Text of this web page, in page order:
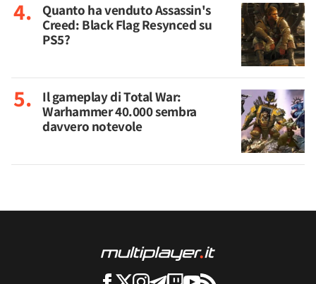
Quanto ha venduto Assassin's
Creed: Black Flag Resynced su
PS5?
Il gameplay di Total War:
Warhammer 40.000 sembra
davvero notevole